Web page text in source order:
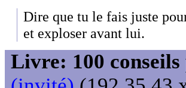
Dire que tu le fais juste
et exploser avant lui.
Livre: 100